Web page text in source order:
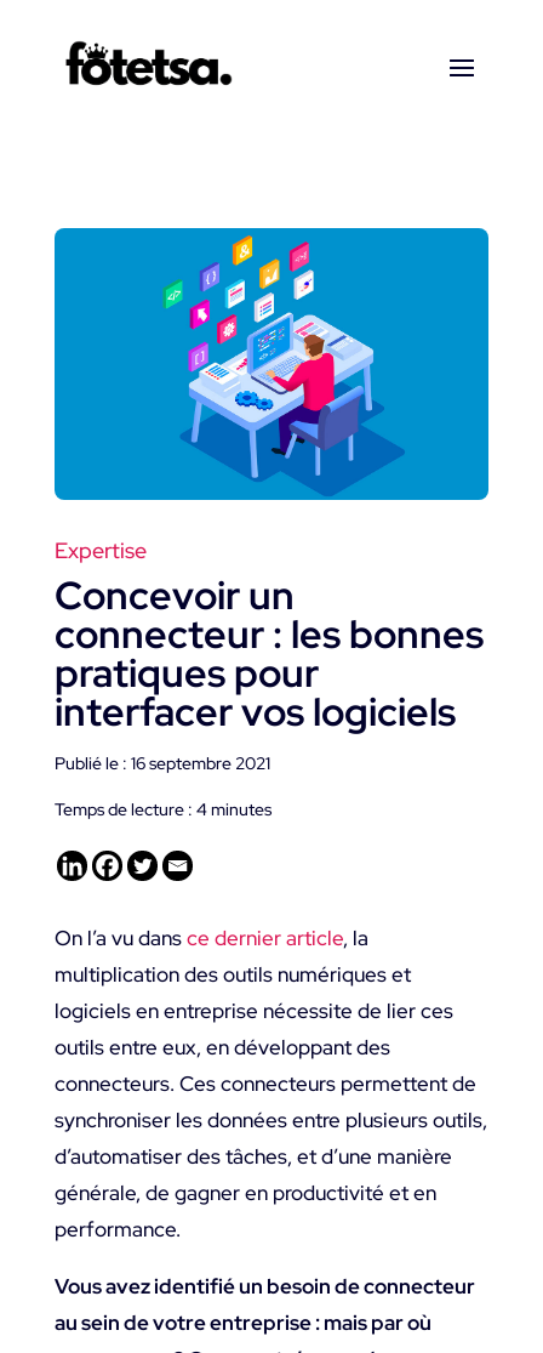
Expertise
Concevoir un
connecteur : les bonnes
pratiques pour
interfacer vos logiciels
Publié le : 16 septembre 2021
Temps de lecture : 4minutes
On l’a vu dansce dernier article, la
multiplication des outils numériques et
logiciels en entreprise nécessite de lier ces
outils entre eux, en développant des
connecteurs. Ces connecteurs permettent de
synchroniser les données entre plusieurs outils,
d’automatiser des tâches, et d’une manière
générale, de gagner en productivité et en
performance.
Vous avez identifié un besoin de connecteur
au sein de votre entreprise : mais par où